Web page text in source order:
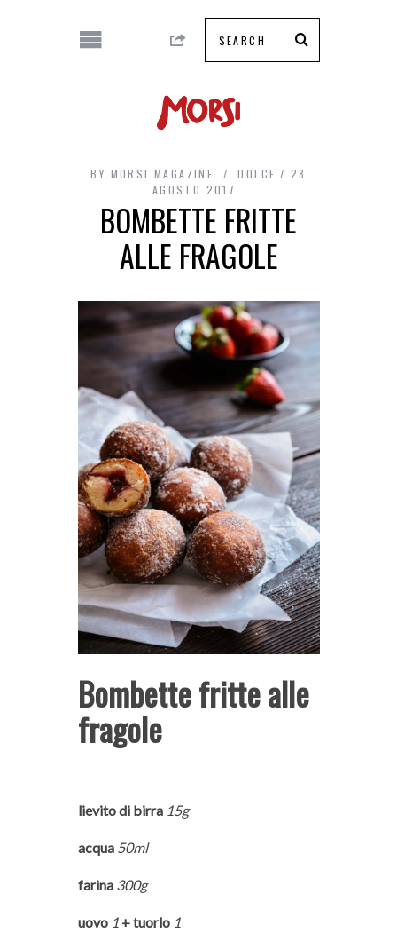
BY MORSI MAGAZINE DOLCE
28
AGOSTO 2017
BOMBETTE FRITTE
ALLE FRAGOLE
Bombette fritte alle
fragole
lievito di birra 15g
acqua 50ml
farina 300g
uovo 1 + tuorlo 1